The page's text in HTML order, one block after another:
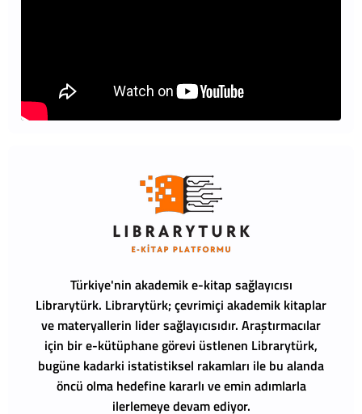
Türkiye'nin akademik e-kitap sağlayıcısı
Librarytürk. Librarytürk; çevrimiçi akademik kitaplar
ve materyallerin lider sağlayıcısıdır. Araştırmacılar
için bir e-kütüphane görevi üstlenen Librarytürk,
bugüne kadarki istatistiksel rakamları ile bu alanda
öncü olma hedefine kararlı ve emin adımlarla
ilerlemeye devam ediyor.